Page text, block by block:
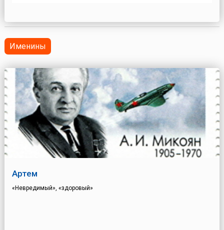
как чудотв...
Именины
Артем
«Невредимый», «здоровый»